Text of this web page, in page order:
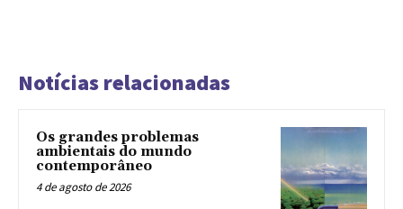
Notícias relacionadas
Os grandes problemas
ambientais do mundo
contemporâneo
4 de agosto de 2026